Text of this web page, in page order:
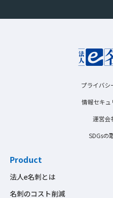
プライバシ
情報セキュ
運営会
SDGsの
Product
法人e名刺とは
名刺のコスト削減